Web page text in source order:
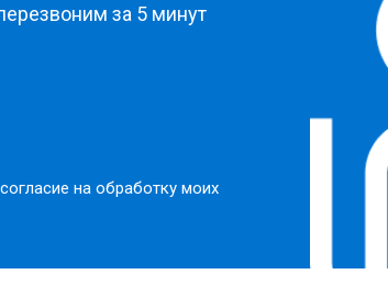
за 5 минут
на обработку моих